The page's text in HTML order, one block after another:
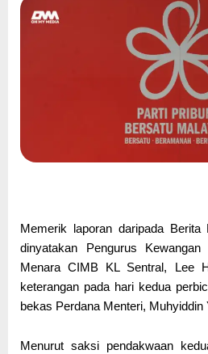
Memerik laporan daripada
dinyatakan Pengurus
Menara CIMB KL Sentral, Lee
keterangan pada hari kedua
bekas Perdana Menteri, Muhyiddin
Menurut saksi pendakwaan